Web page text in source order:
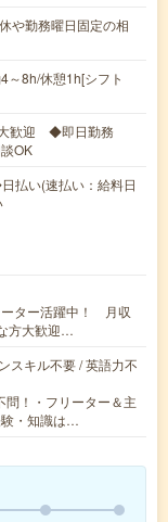
や勤務曜日固定の相
8h/休憩1h[シフト
歓迎 ◆即日勤務
OK
い(速払い：給料日
ター活躍中！ 月収
方大歓迎…
スキル不要 / 英語力不
！・フリーター＆主
験・知識は…